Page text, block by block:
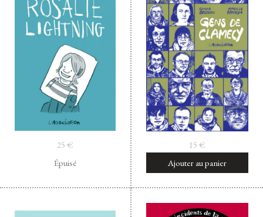
25 €
Épuisé
15 €
Ajouter au panier